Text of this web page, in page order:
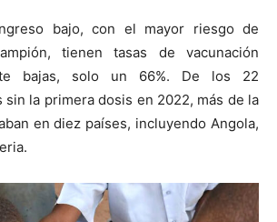
bajo, con el mayor riesgo de
tienen tasas de vacunación
bajas, solo un 66%. De los 22
sin la primera dosis en 2022, más de la
en diez países, incluyendo Angola,